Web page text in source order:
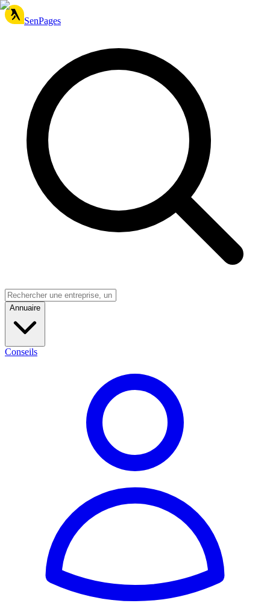
SenPages
Annuaire
Conseils